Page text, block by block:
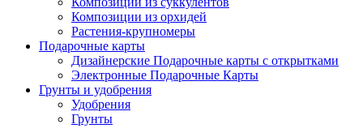
Композиции из орхидей
Растения-крупномеры
Подарочные карты
Дизайнерские Подарочные карты с открытками
Электронные Подарочные Карты
Грунты и удобрения
Удобрения
Грунты